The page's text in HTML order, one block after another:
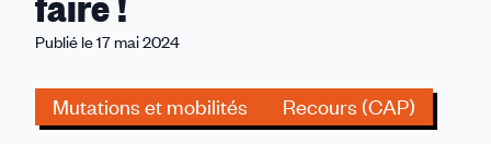
une
première...peut
Publié le 17 mai 2024
Mutations et mobilités Recours (CAP)